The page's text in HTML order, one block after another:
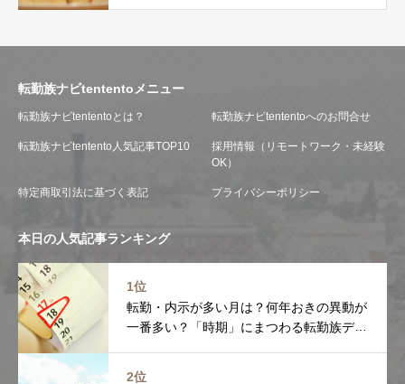
転勤族ナビtententoメニュー
転勤族ナビtententoとは？ 転勤族ナビtententoへのお問合せ
転勤族ナビtentento人気記事TOP10
採用情報（リモートワーク・未経験
OK）
特定商取引法に基づく表記 プライバシーポリシー
本日の人気記事ランキング
1位
転勤・内示が多い月は？何年おきの異動が
一番多い？「時期」にまつわる転勤族デー
2位